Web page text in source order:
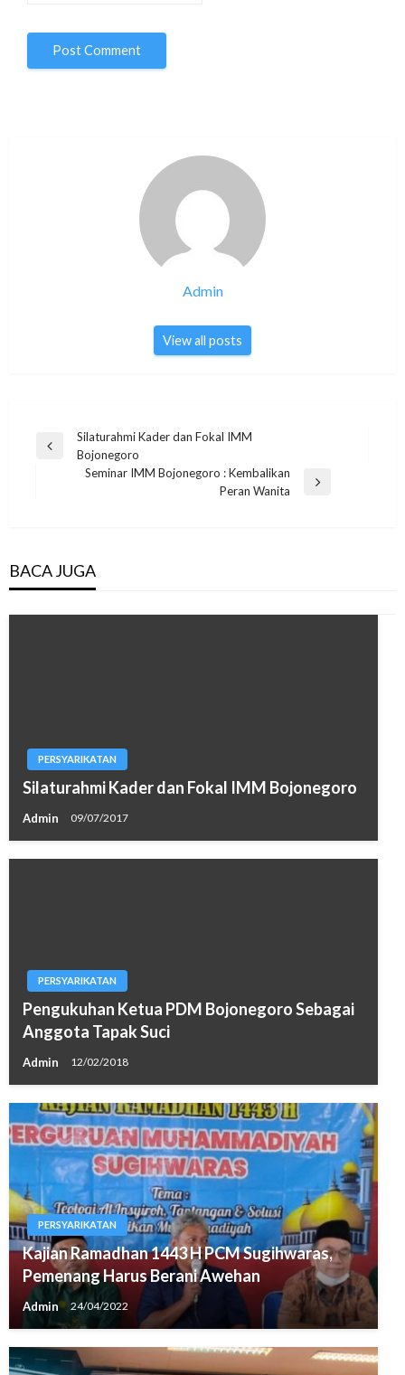
Admin
View all posts
Post
navigation
Previous
Silaturahmi Kader dan Fokal IMM
Bojonegoro
Seminar IMM Bojonegoro : Kembalikan
Peran Wanita
BACA JUGA
PERSYARIKATAN
Silaturahmi Kader dan Fokal IMM Bojonegoro
Admin 09/07/2017
PERSYARIKATAN
Pengukuhan Ketua PDM Bojonegoro Sebagai
Anggota Tapak Suci
Admin 12/02/2018
PERSYARIKATAN
Kajian Ramadhan 1443 H PCM Sugihwaras,
Pemenang Harus Berani Awehan
Admin 24/04/2022